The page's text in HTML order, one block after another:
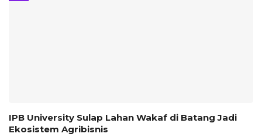
IPB University Sulap Lahan Wakaf di Batang Jadi
Ekosistem Agribisnis